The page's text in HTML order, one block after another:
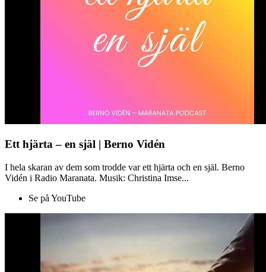
Ett hjärta – en själ | Berno Vidén
I hela skaran av dem som trodde var ett hjärta och en själ. Berno
Vidén i Radio Maranata. Musik: Christina Imse...
Se på YouTube